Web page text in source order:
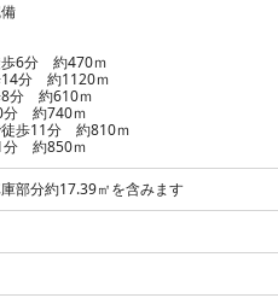
歩6分 約470ｍ
14分 約1120ｍ
8分 約610ｍ
分 約740ｍ
徒歩11分 約810ｍ
分 約850ｍ
部分約17.39㎡を含みます